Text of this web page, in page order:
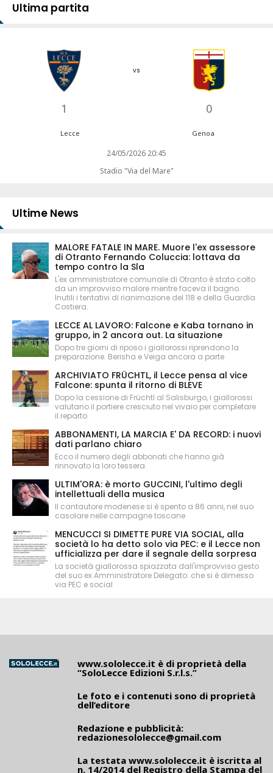
Ultima partita
1
vs
0
Lecce Genoa
24/05/2026 20:45
Stadio "Via del Mare"
Ultime News
MALORE FATALE IN MARE. Muore l'ex assessore
di Otranto Fernando Coluccia: lottava da
tempo contro la Sla
L'ex amministratore comunale di Otranto è stato colto
da un improvviso malore mentre faceva il bagno.
Inutili i tentativi di rianimazione del 118 e della Guardia
Costiera.
LECCE AL LAVORO: Falcone e Kaba tornano in
gruppo, in 2 ancora out. La situazione
Dopo tre giorni di riposo i giallorossi riprendono la
preparazione. Berisha e Veiga ancora a parte
ARCHIVIATO FRÜCHTL, il Lecce pensa al vice
Falcone: spunta il ritorno di BLEVE
Dopo la cessione di Früchtl al Salisburgo, i giallorossi
valutano il portiere cresciuto nel vivaio per completare
il reparto.
ABBONAMENTI, LA MARCIA E' DA RECORD: i nuovi
dati parlano chiaro
Ecco il numero degli abbonati che hanno già
rinnovato la loro tessera
ULTIM'ORA: è morto GUCCINI, l'ultimo degli
intellettuali della musica
Il cantautore modenese si è spento a 86 anni, nel suo
casolare nelle campagne toscane
MENCUCCI SI DIMETTE PURE VIA SOCIAL, alla
società lo ha detto solo via PEC: e il Lecce non
ufficializza per dare il segnale della sorpresa
La società giallorossa spiazzata dall'improvviso gesto
del suo ex Amministratore Delegato: che si è dimesso
via PEC e social
www.sololecce.it è di proprietà della
“SoloLecce Edizioni S.r.l.s.”
Le foto e i contenuti sono di proprietà
dell’editore
Redazione e pubblicità:
redazionesololecce@gmail.com
La testata www.sololecce.it è iscritta al
n. 14/2014 del Registro della Stampa del